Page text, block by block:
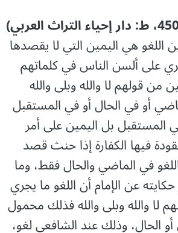
اللغو هي اليمين التي لا يقصدها
على ألسن الناس في كلماتهم
قولهم لا والله وبلى والله
أو في الحال أو في المستقبل
المستقبل بل اليمين على أمر
فيها الكفارة إذا حنث قصد
اللغو في الماضي والحال فقط، وما
عن الإمام أن اللغو ما يجري
لا والله وبلى والله فذلك محمول
الحال، وذلك عند الشافعي لغو،